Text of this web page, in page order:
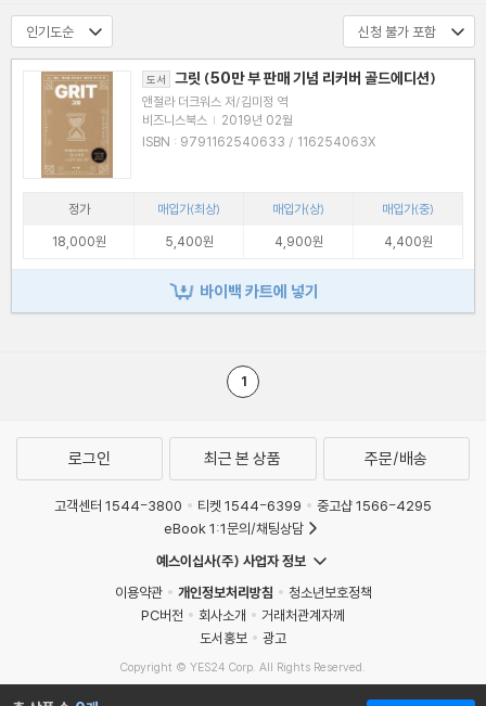
도서 그릿 (50만 부 판매 기념 리커버 골드에디션)
앤절라 더크워스 저/김미정 역
비즈니스북스 | 2019년 02월
ISBN : 9791162540633 / 116254063X
정가 매입가(최상) 매입가(상)
매입가(중)
18,000원
5,400원 4,900원 4,400원
바이백 카트에 넣기
1
로그인 최근 본 상품 주문/배송
고객센터 1544-3800 티켓 1544-6399
중고샵 1566-4295
eBook 1:1문의/채팅상담
예스이십사(주) 사업자 정보
이용약관
개인정보처리방침
청소년보호정책
PC버전
회사소개
거래처관계자께
도서홍보
광고
Copyright © YES24 Corp. All Rights Reserved.
MATOM12